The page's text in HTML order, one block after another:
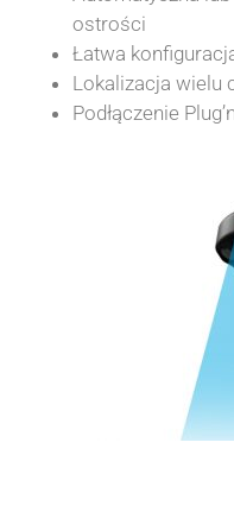
ostrości
Łatwa
Lokalizacja wielu
Podłączenie